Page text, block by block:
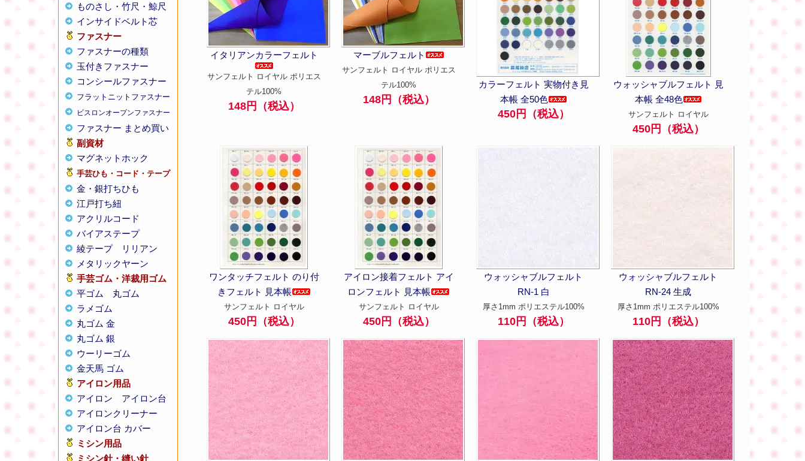
ものさし・竹尺・鯨尺
インサイドベルト芯
ファスナー
ファスナーの種類
玉付きファスナー
コンシールファスナー
フラットニットファスナー
ビスロンオープンファスナー
ファスナー まとめ買い
副資材
マグネットホック
手芸ひも・コード・テープ
金・銀打ちひも
江戸打ち紐
アクリルコード
バイアステープ
綾テープ
リリアン
メタリックヤーン
手芸ゴム・洋裁用ゴム
平ゴム
丸ゴム
ラメゴム
丸ゴム 金
丸ゴム 銀
ウーリーゴム
金天馬 ゴム
アイロン用品
アイロン
アイロン台
アイロンクリーナー
アイロン台 カバー
ミシン用品
ミシン針・縫い針
イタリアンカラーフェルト
サンフェルト ロイヤル ポリエス
テル100%
148円（税込）
マーブルフェルト
サンフェルト ロイヤル ポリエス
テル100%
148円（税込）
カラーフェルト 実物付き見
本帳 全50色
450円（税込）
ウォッシャブルフェルト 見
本帳 全48色
サンフェルト ロイヤル
450円（税込）
ワンタッチフェルト のり付
きフェルト 見本帳
サンフェルト ロイヤル
450円（税込）
アイロン接着フェルト アイ
ロンフェルト 見本帳
サンフェルト ロイヤル
450円（税込）
ウォッシャブルフェルト
RN-1 白
厚さ1mm ポリエステル100%
110円（税込）
ウォッシャブルフェルト
RN-24 生成
厚さ1mm ポリエステル100%
110円（税込）